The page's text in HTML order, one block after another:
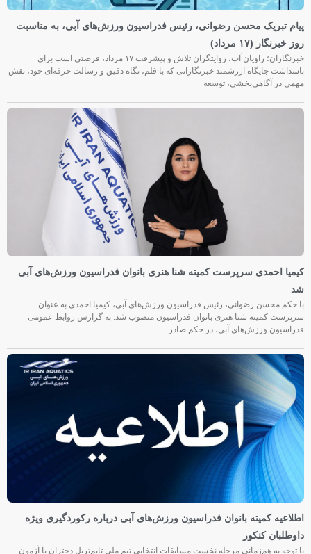
پیام تبریک محسن رضوانی، رئیس فدراسیون ورزش‌های آبی، به مناسبت
روز خبرنگار (۱۷ مرداد)
خبرنگاران؛ راویان آب، روایتگران تلاش و پیشرفت ۱۷ مرداد، فرصتی است برای
پاسداشت جایگاه ارزشمند خبرنگارانی که با قلم، نگاه دقیق و رسالت حرفه‌ای خود، نقش
مهمی در آگاهی‌بخشی، توسعه
کیمیا احمدی سرپرست کمیته شنا هنری بانوان فدراسیون ورزش‌های آبی
شد
با حکم محسن رضوانی، رئیس فدراسیون ورزش‌های آبی، کیمیا احمدی به عنوان
سرپرست کمیته شنا هنری بانوان فدراسیون منصوب شد. به گزارش روابط عمومی
فدراسیون ورزش‌های آبی، در حکم صادر
اطلاعیه کمیته بانوان فدراسیون ورزش‌های آبی درباره رکوردگیری ویژه
داوطلبان کنکور
با توجه به هم‌زمانی مرحله نخست مسابقات انتخابی تیم ملی تایم‌تریل دختران با آزمون